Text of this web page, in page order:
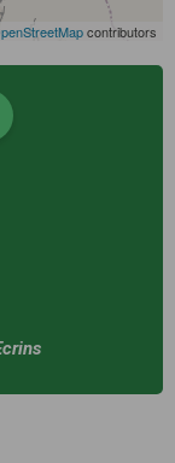
contributors